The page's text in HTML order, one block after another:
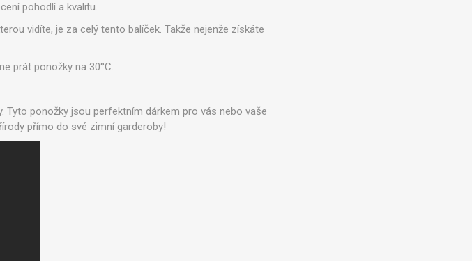
pohodlí a kvalitu.
vidíte, je za celý tento balíček. Takže nejenže získáte
prát ponožky na 30°C.
Tyto ponožky jsou perfektním dárkem pro vás nebo vaše
přímo do své zimní garderoby!